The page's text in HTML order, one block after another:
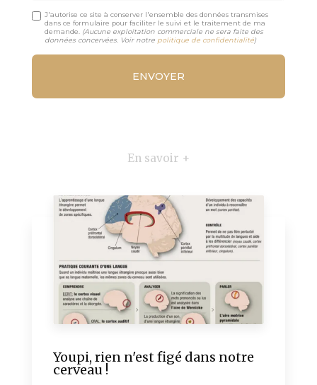
J'autorise ce site à conserver l'ensemble des données transmises
dans ce formulaire pour faciliter le suivi et le traitement de ma
demande. (Aucune exploitation commerciale ne sera faite des
données concervées. Voir notre politique de confidentialité)
En savoir +
Youpi, rien n'est figé dans notre
cerveau !